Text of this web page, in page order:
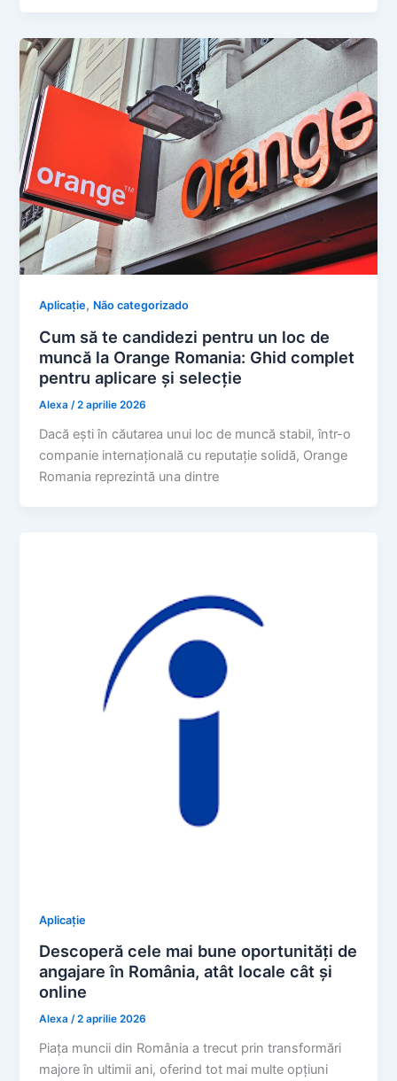
Aplicație, Não categorizado
Cum să te candidezi pentru un loc de
muncă la Orange Romania: Ghid complet
pentru aplicare și selecție
Alexa/2 aprilie 2026
Dacă ești în căutarea unui loc de muncă stabil, într-o
companie internațională cu reputație solidă, Orange
Romania reprezintă una dintre
Aplicație
Descoperă cele mai bune oportunități de
angajare în România, atât locale cât și
online
Alexa/2 aprilie 2026
Piața muncii din România a trecut prin transformări
majore în ultimii ani, oferind tot mai multe opțiuni